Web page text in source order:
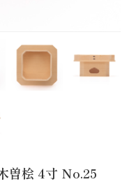
曽桧 4寸 No.25